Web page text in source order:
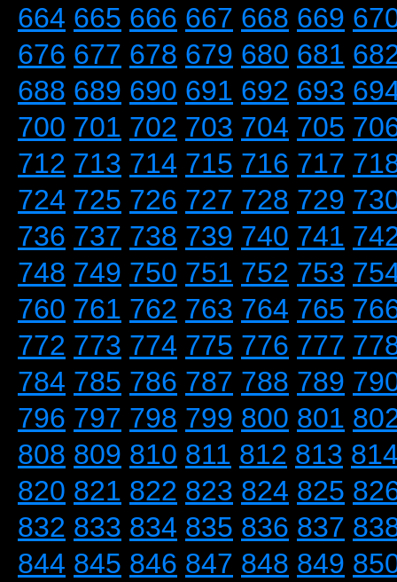
664 665 666 667 668 669
676 677 678 679 680 681
688 689 690 691 692 693
700 701 702 703 704 705
712 713 714 715 716 717
724 725 726 727 728 729
736 737 738 739 740 741
748 749 750 751 752 753
760 761 762 763 764 765
772 773 774 775 776 777
784 785 786 787 788 789
796 797 798 799 800 801
808 809 810 811 812 813
820 821 822 823 824 825
832 833 834 835 836 837
844 845 846 847 848 849